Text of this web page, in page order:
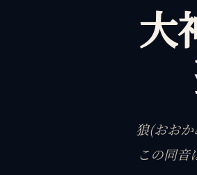
大
狼(おお
この同